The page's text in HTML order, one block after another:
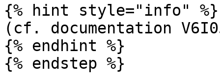
{% hint style="info" %}
(cf. documentation
{% endhint %}
{% endstep %}